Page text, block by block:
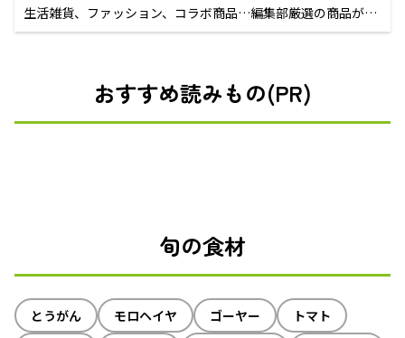
生活雑貨、ファッション、コラボ商品…編集部厳選の商品が買
えるECサイト
おすすめ読みもの(PR)
旬の食材
とうがん モロヘイヤ ゴーヤー
トマト